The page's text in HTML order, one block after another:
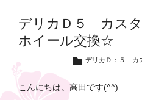
デリカＤ５ カス
ホイール交換☆
デリカＤ：５ カ
こんにちは。高田です(^^)